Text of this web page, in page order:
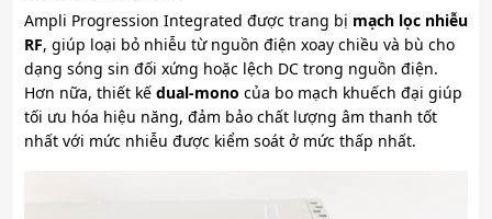
Ampli Progression Integrated được trang bị mạch lọc nhiễu
RF, giúp loại bỏ nhiễu từ nguồn điện xoay chiều và bù cho
dạng sóng sin đối xứng hoặc lệch DC trong nguồn điện.
Hơn nữa, thiết kế dual-mono của bo mạch khuếch đại giúp
tối ưu hóa hiệu năng, đảm bảo chất lượng âm thanh tốt
nhất với mức nhiễu được kiểm soát ở mức thấp nhất.